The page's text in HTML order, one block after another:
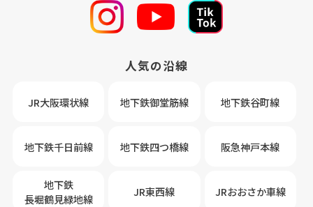
人気の沿線
JR大阪環状線 地下鉄御堂筋線 地下鉄谷町線
地下鉄千日前線 地下鉄四つ橋線 阪急神戸本線
地下鉄
長堀鶴見緑地線
JR東西線 JRおおさか車線